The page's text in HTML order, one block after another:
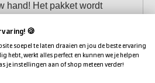
hand! Het pakket wordt
is eenvoudig in gebruik
Het product is
afbreekbaar. Wil je weten
🍪
soepel te laten draaien en jou de beste ervaring
hebt, werkt alles perfect en kunnen we je helpen
je instellingen aan of shop meteen verder!